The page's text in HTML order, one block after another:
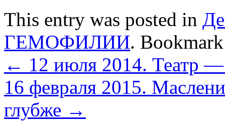
This entry was posted in
ГЕМОФИЛИИ.
← 12 июля 2014. Театр —
16 февраля 2015.
глубже →